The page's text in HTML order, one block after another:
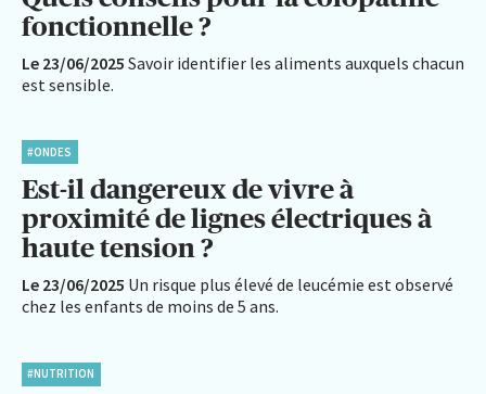
fonctionnelle ?
Le 23/06/2025 Savoir identifier les aliments auxquels chacun
est sensible.
#ONDES
Est-il dangereux de vivre à
proximité de lignes électriques à
haute tension ?
Le 23/06/2025 Un risque plus élevé de leucémie est observé
chez les enfants de moins de 5 ans.
#NUTRITION